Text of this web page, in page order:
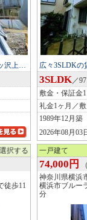
沢上… 広々3SLDK
3SLDK／
敷金・保証金
礼金1ヶ月／
1989年12月築
2026年08月03
選択する
徒歩11
一戸建て
74,000円
神奈川県横浜
横浜市ブルー
分